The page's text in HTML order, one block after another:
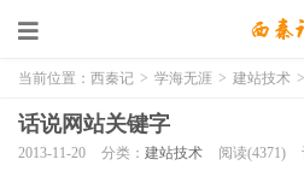
当前位置： 西秦记 > 学海无涯 > 建站技术 >
话说网站关键字
2013-11-20 分类： 建站技术 阅读(4371)